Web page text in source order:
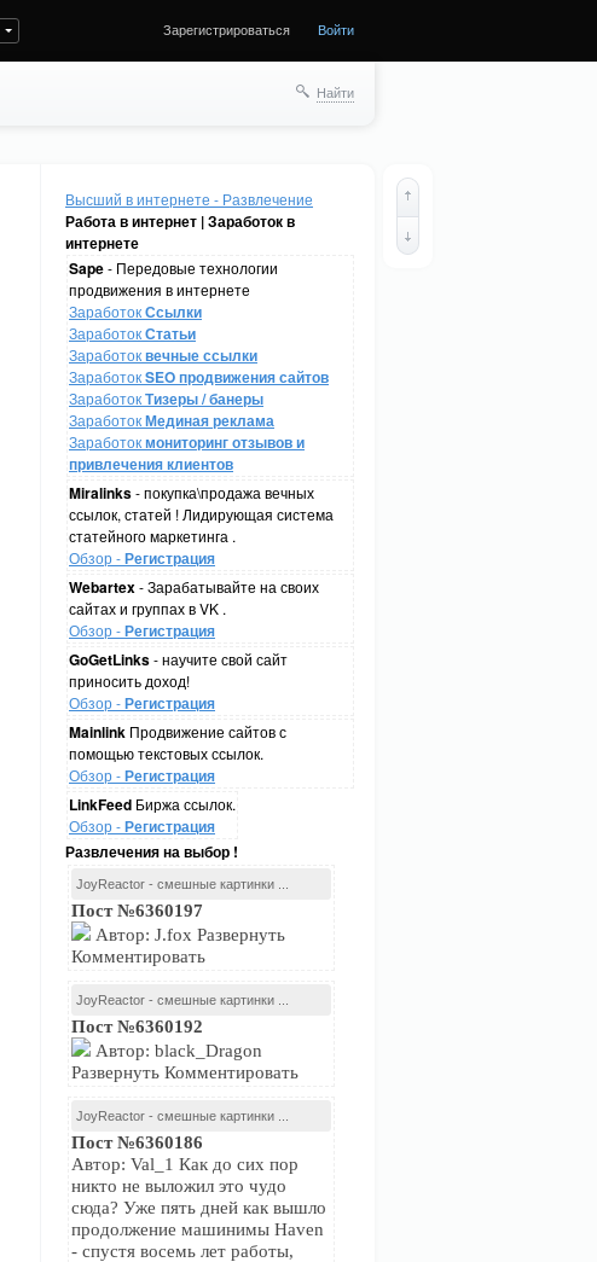
Зарегистрироваться Войти
Найти
Высший в интернете - Развлечение
Работа в интернет | Заработок в
интернете
Sape- Передовые технологии
продвижения в интернете
ЗаработокСсылки
ЗаработокСтатьи
Заработоквечные ссылки
ЗаработокSEO продвижения сайтов
ЗаработокТизеры / банеры
ЗаработокМединая реклама
Заработокмониторинг отзывов и
привлечения клиентов
Miralinks- покупка\продажа вечных
ссылок, статей ! Лидирующая система
статейного маркетинга .
Обзор -Регистрация
Webartex- Зарабатывайте на своих
сайтах и группах в VK .
Обзор -Регистрация
GoGetLinks- научите свой сайт
приносить доход!
Обзор -Регистрация
Mainlink Продвижение сайтов с
помощью текстовых ссылок.
Обзор -Регистрация
LinkFeed Биржа ссылок.
Обзор -Регистрация
Развлечения на выбор !
JoyReactor - смешные картинки ...
Пост №6360197
Автор: J.fox Развернуть
Комментировать
JoyReactor - смешные картинки ...
Пост №6360192
Автор: black_Dragon
Развернуть Комментировать
JoyReactor - смешные картинки ...
Пост №6360186
Автор: Val_1 Как до сих пор
никто не выложил это чудо
сюда? Уже пять дней как вышло
продолжение машинимы Haven
- спустя восемь лет работы,